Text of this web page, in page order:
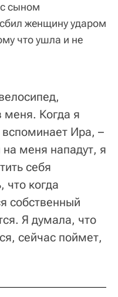
сыном
женщину ударом
что ушла и не
меня. Когда я
вспоминает Ира, –
на меня нападут, я
себя
что когда
собственный
Я думала, что
сейчас поймет,